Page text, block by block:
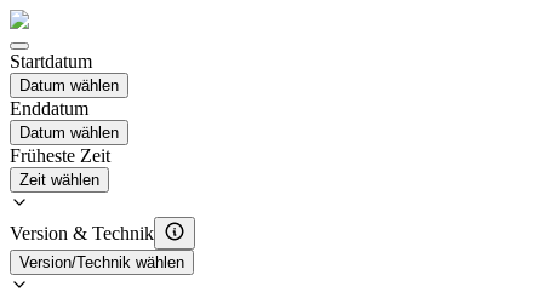
Startdatum
Datum wählen
Enddatum
Datum wählen
Früheste Zeit
Zeit wählen
Version & Technik
Version/Technik wählen